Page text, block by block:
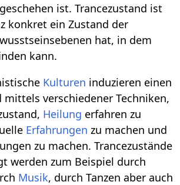
ist. Trancezustand ist
konkret ein Zustand der
hat, in dem
kann.
Kulturen induzieren einen
mittels verschiedener Techniken,
Heilung erfahren zu
Erfahrungen zu machen und
zu machen. Trancezustände
werden zum Beispiel durch
Musik, durch Tanzen aber auch